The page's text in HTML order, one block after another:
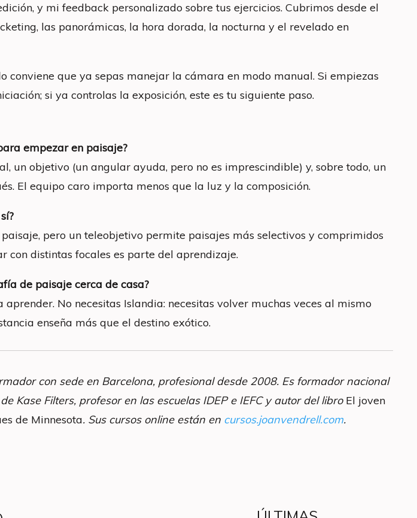
y mi feedback personalizado sobre tus ejercicios. Cubrimos desde el
las panorámicas, la hora dorada, la nocturna y el revelado en
conviene que ya sepas manejar la cámara en modo manual. Si empiezas
si ya controlas la exposición, este es tu siguiente paso.
empezar en paisaje?
un objetivo (un angular ayuda, pero no es imprescindible) y, sobre todo, un
El equipo caro importa menos que la luz y la composición.
pero un teleobjetivo permite paisajes más selectivos y comprimidos
con distintas focales es parte del aprendizaje.
de paisaje cerca de casa?
aprender. No necesitas Islandia: necesitas volver muchas veces al mismo
enseña más que el destino exótico.
con sede en Barcelona, profesional desde 2008. Es formador nacional
Kase Filters, profesor en las escuelas IDEP e IEFC y autor del libroEl joven
de Minnesota. Sus cursos online están en cursos.joanvendrell.com.